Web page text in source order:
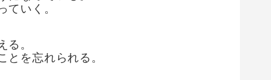
いく。
。
を忘れられる。